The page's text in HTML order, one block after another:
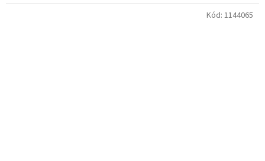
Kód: 1144065